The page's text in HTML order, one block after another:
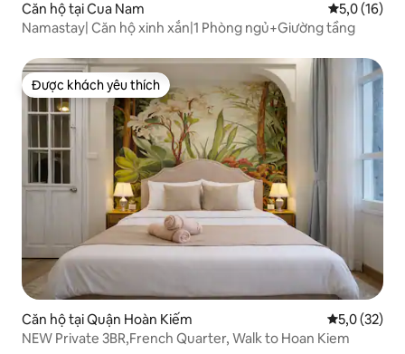
Căn hộ tại Cua Nam Xếp hạng
5,0 (16)
Namastay| Căn hộ xinh xắn|1 Phòng ngủ+Giường tầng
Được khách yêu thích
Được khách yêu thích
Căn hộ tại Quận Hoàn Kiếm Xếp hạng
5,0 (32)
NEW Private 3BR,French Quarter, Walk to Hoan Kiem